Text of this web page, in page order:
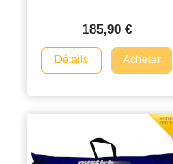
185,90 €
Détails Acheter